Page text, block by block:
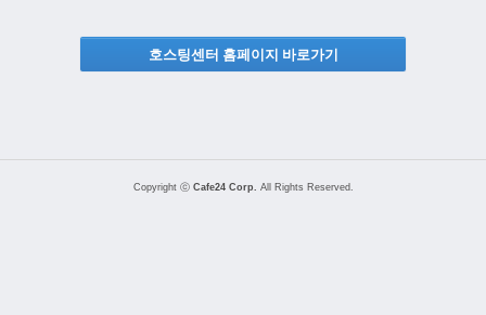
호스팅센터 홈페이지 바로가기
Copyright ⓒ Cafe24 Corp. All Rights Reserved.